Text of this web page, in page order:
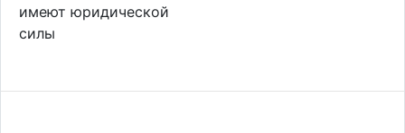
имеют юридической
силы